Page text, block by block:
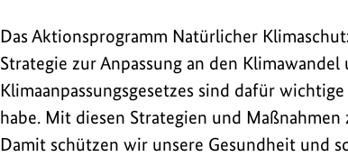
des
BMUV
für
die
Klimaanpassung.
Das Aktionsprogramm Natürlicher
Strategie zur Anpassung an den
Klimaanpassungsgesetzes sind dafür
habe. Mit diesen Strategien und
Damit schützen wir unsere Gesundheit und